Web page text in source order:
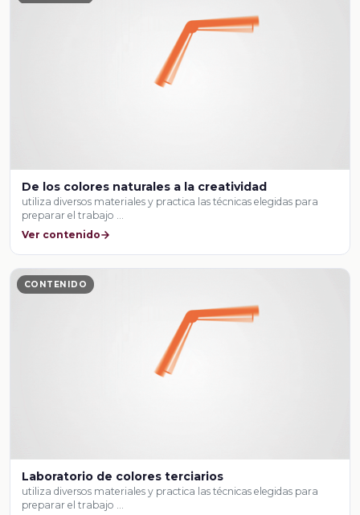
De los colores naturales a la creatividad
utiliza diversos materiales y practica las técnicas elegidas para
preparar el trabajo …
Ver contenido
CONTENIDO
Laboratorio de colores terciarios
utiliza diversos materiales y practica las técnicas elegidas para
preparar el trabajo …